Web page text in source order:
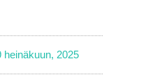
heinäkuun, 2025